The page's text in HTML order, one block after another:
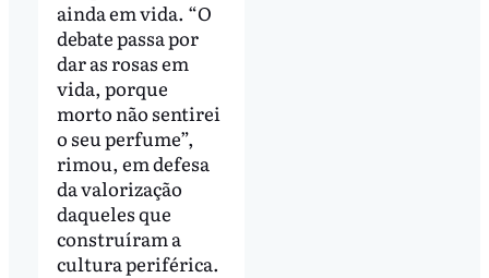
ainda em vida. “O
debate passa por
dar as rosas em
vida, porque
morto não sentirei
o seu perfume”,
rimou, em defesa
da valorização
daqueles que
construíram a
cultura periférica.